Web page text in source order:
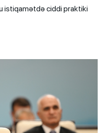
istiqamətdə ciddi praktiki